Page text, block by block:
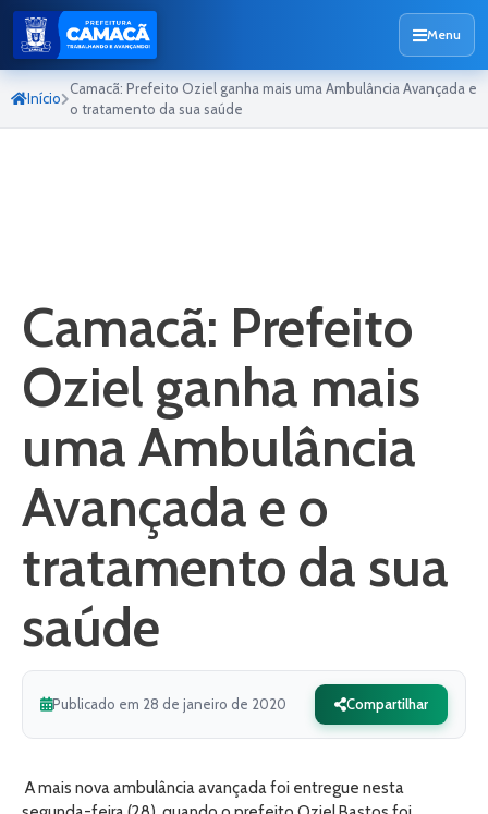
Menu
Início
Camacã: Prefeito Oziel ganha mais uma Ambulância Avançada e
o tratamento da sua saúde
Camacã: Prefeito
Oziel ganha mais
uma Ambulância
Avançada e o
tratamento da sua
saúde
Publicado em 28 de janeiro de 2020 Compartilhar
A mais nova ambulância avançada foi entregue nesta